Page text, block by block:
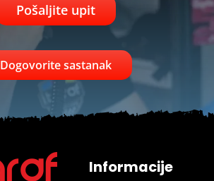
Pošaljite upit
Dogovorite sastanak
Informacije